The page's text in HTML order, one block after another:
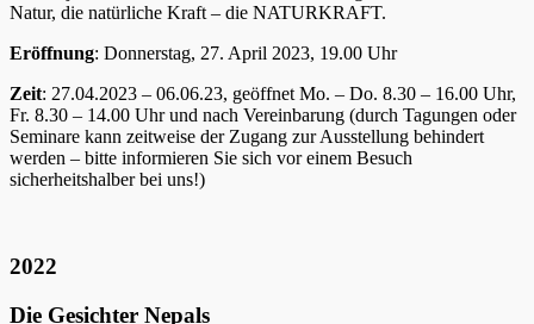
Natur, die natürliche Kraft – die NATURKRAFT.
Eröffnung: Donnerstag, 27. April 2023, 19.00 Uhr
Zeit: 27.04.2023 – 06.06.23, geöffnet Mo. – Do. 8.30 – 16.00 Uhr,
Fr. 8.30 – 14.00 Uhr und nach Vereinbarung (durch Tagungen oder
Seminare kann zeitweise der Zugang zur Ausstellung behindert
werden – bitte informieren Sie sich vor einem Besuch
sicherheitshalber bei uns!)
2022
Die Gesichter Nepals